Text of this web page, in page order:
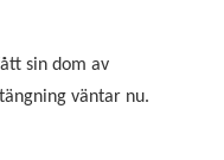
sin dom av
väntar nu.